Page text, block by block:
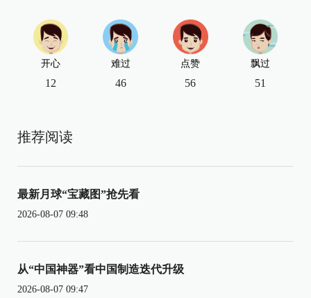
开心
12
难过
46
点赞
56
飘过
51
推荐阅读
最新月球“宝藏图”抢先看
2026-08-07 09:48
从“中国神器”看中国制造迭代升级
2026-08-07 09:47